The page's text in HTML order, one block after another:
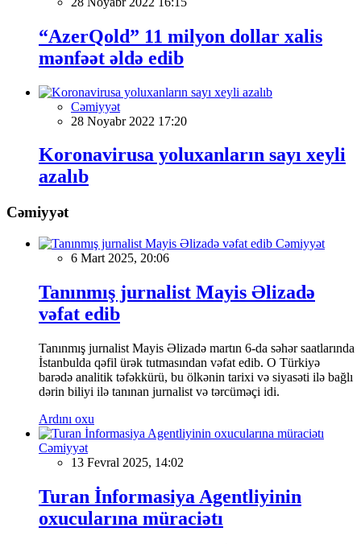
“AzerQold” 11 milyon dollar xalis
mənfəət əldə edib
Cəmiyyət
28 Noyabr 2022 17:20
Koronavirusa yoluxanların sayı xeyli
azalıb
Cəmiyyət
Cəmiyyət
6 Mart 2025, 20:06
Tanınmış jurnalist Mayis Əlizadə
vəfat edib
Tanınmış jurnalist Mayis Əlizadə martın 6-da səhər saatlarında
İstanbulda qəfil ürək tutmasından vəfat edib. O Türkiyə
barədə analitik təfəkkürü, bu ölkənin tarixi və siyasəti ilə bağlı
dərin biliyi ilə tanınan jurnalist və tərcüməçi idi.
Ardını oxu
Cəmiyyət
13 Fevral 2025, 14:02
Turan İnformasiya Agentliyinin
oxucularına müraciətı